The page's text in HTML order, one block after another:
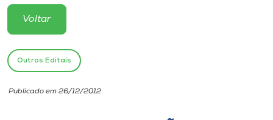
Portal de Ensino
Unoesc
Voltar
Outros Editais
Publicado em 26/12/2012